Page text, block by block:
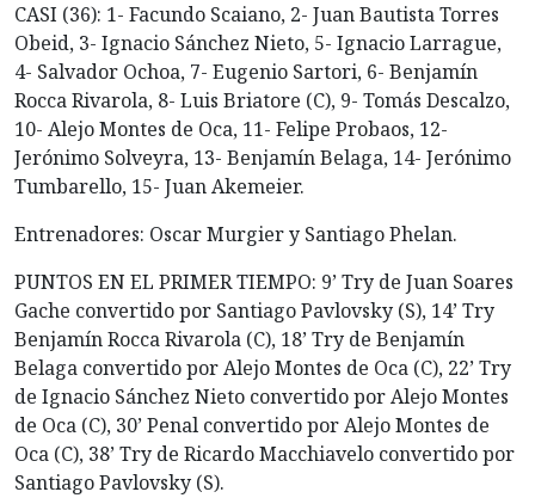
CASI (36): 1- Facundo Scaiano, 2- Juan Bautista Torres
Obeid, 3- Ignacio Sánchez Nieto, 5- Ignacio Larrague,
4- Salvador Ochoa, 7- Eugenio Sartori, 6- Benjamín
Rocca Rivarola, 8- Luis Briatore (C), 9- Tomás Descalzo,
10- Alejo Montes de Oca, 11- Felipe Probaos, 12-
Jerónimo Solveyra, 13- Benjamín Belaga, 14- Jerónimo
Tumbarello, 15- Juan Akemeier.
Entrenadores: Oscar Murgier y Santiago Phelan.
PUNTOS EN EL PRIMER TIEMPO: 9’ Try de Juan Soares
Gache convertido por Santiago Pavlovsky (S), 14’ Try
Benjamín Rocca Rivarola (C), 18’ Try de Benjamín
Belaga convertido por Alejo Montes de Oca (C), 22’ Try
de Ignacio Sánchez Nieto convertido por Alejo Montes
de Oca (C), 30’ Penal convertido por Alejo Montes de
Oca (C), 38’ Try de Ricardo Macchiavelo convertido por
Santiago Pavlovsky (S).